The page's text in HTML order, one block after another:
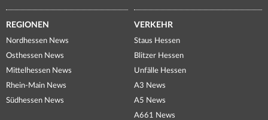
REGIONEN
Nordhessen News
Osthessen News
Mittelhessen News
Rhein-Main News
Südhessen News
VERKEHR
Staus Hessen
Blitzer Hessen
Unfälle Hessen
A3 News
A5 News
A661 News